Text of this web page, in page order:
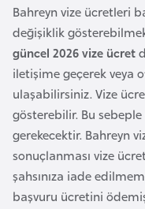
Bahreyn vize ücretleri
değişiklik
güncel 2026 vize ücret
iletişime geçerek veya
ulaşabilirsiniz. Vize
gösterebilir. Bu
gerekecektir. Bahreyn
sonuçlanması vize
şahsınıza iade
başvuru ücretini
B
u
r
k
i
n
a
F
a
s